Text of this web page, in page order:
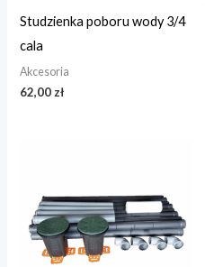
Studzienka poboru wody 3/4
cala
Akcesoria
62,00 zł